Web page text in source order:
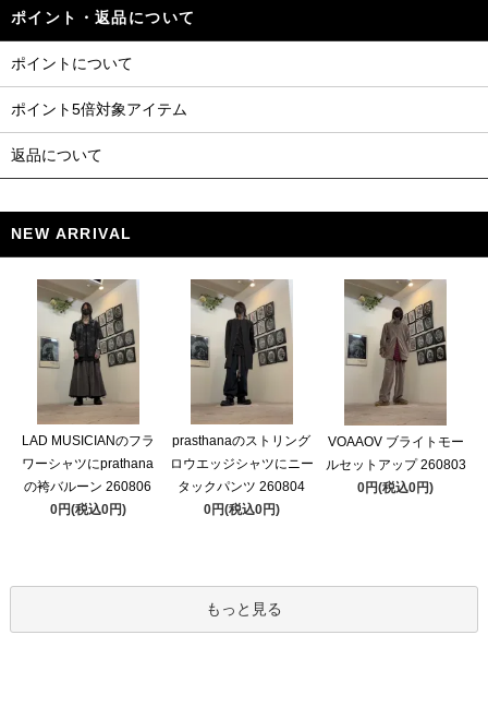
ポイント・返品について
ポイントについて
ポイント5倍対象アイテム
返品について
NEW ARRIVAL
LAD MUSICIANのフラ
ワーシャツにprathana
の袴バルーン 260806
0円(税込0円)
prasthanaのストリング
ロウエッジシャツにニー
タックパンツ 260804
0円(税込0円)
VOAAOV ブライトモー
ルセットアップ 260803
0円(税込0円)
もっと見る